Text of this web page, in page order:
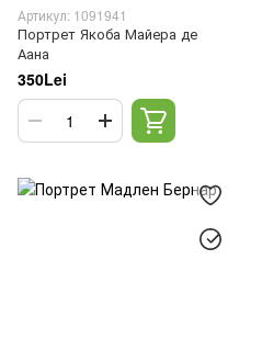
Артикул: 1091941
Портрет Якоба Майера де
Аана
350Lei